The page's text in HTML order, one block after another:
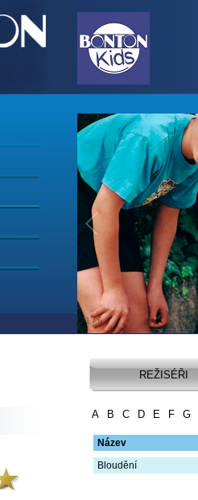
1/6
REŽISÉŘI
A B C D E F G
Název
Bloudění